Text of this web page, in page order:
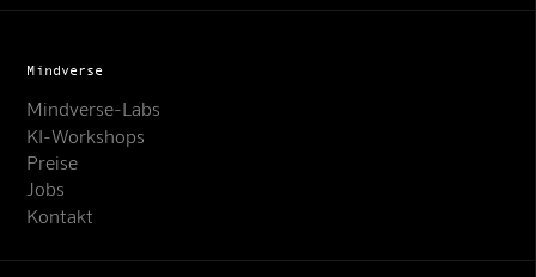
Mindverse
Mindverse-Labs
KI-Workshops
Preise
Jobs
Kontakt